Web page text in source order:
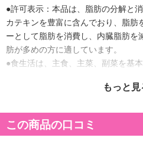
●許可表示：本品は、脂肪の分解と
カテキンを豊富に含んでおり、脂
ーとして脂肪を消費し、内臓脂肪
肪が多めの方に適しています。
●食生活は、主食、主菜、副菜を基
もっと見
この商品の口コミ